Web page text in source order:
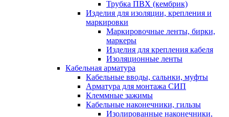
Трубка ПВХ (кембрик)
Изделия для изоляции, крепления и
маркировки
Маркировочные ленты, бирки,
маркеры
Изделия для крепления кабеля
Изоляционные ленты
Кабельная арматура
Кабельные вводы, сальнки, муфты
Арматура для монтажа СИП
Клеммные зажимы
Кабельные наконечники, гильзы
Изолированные наконечники,